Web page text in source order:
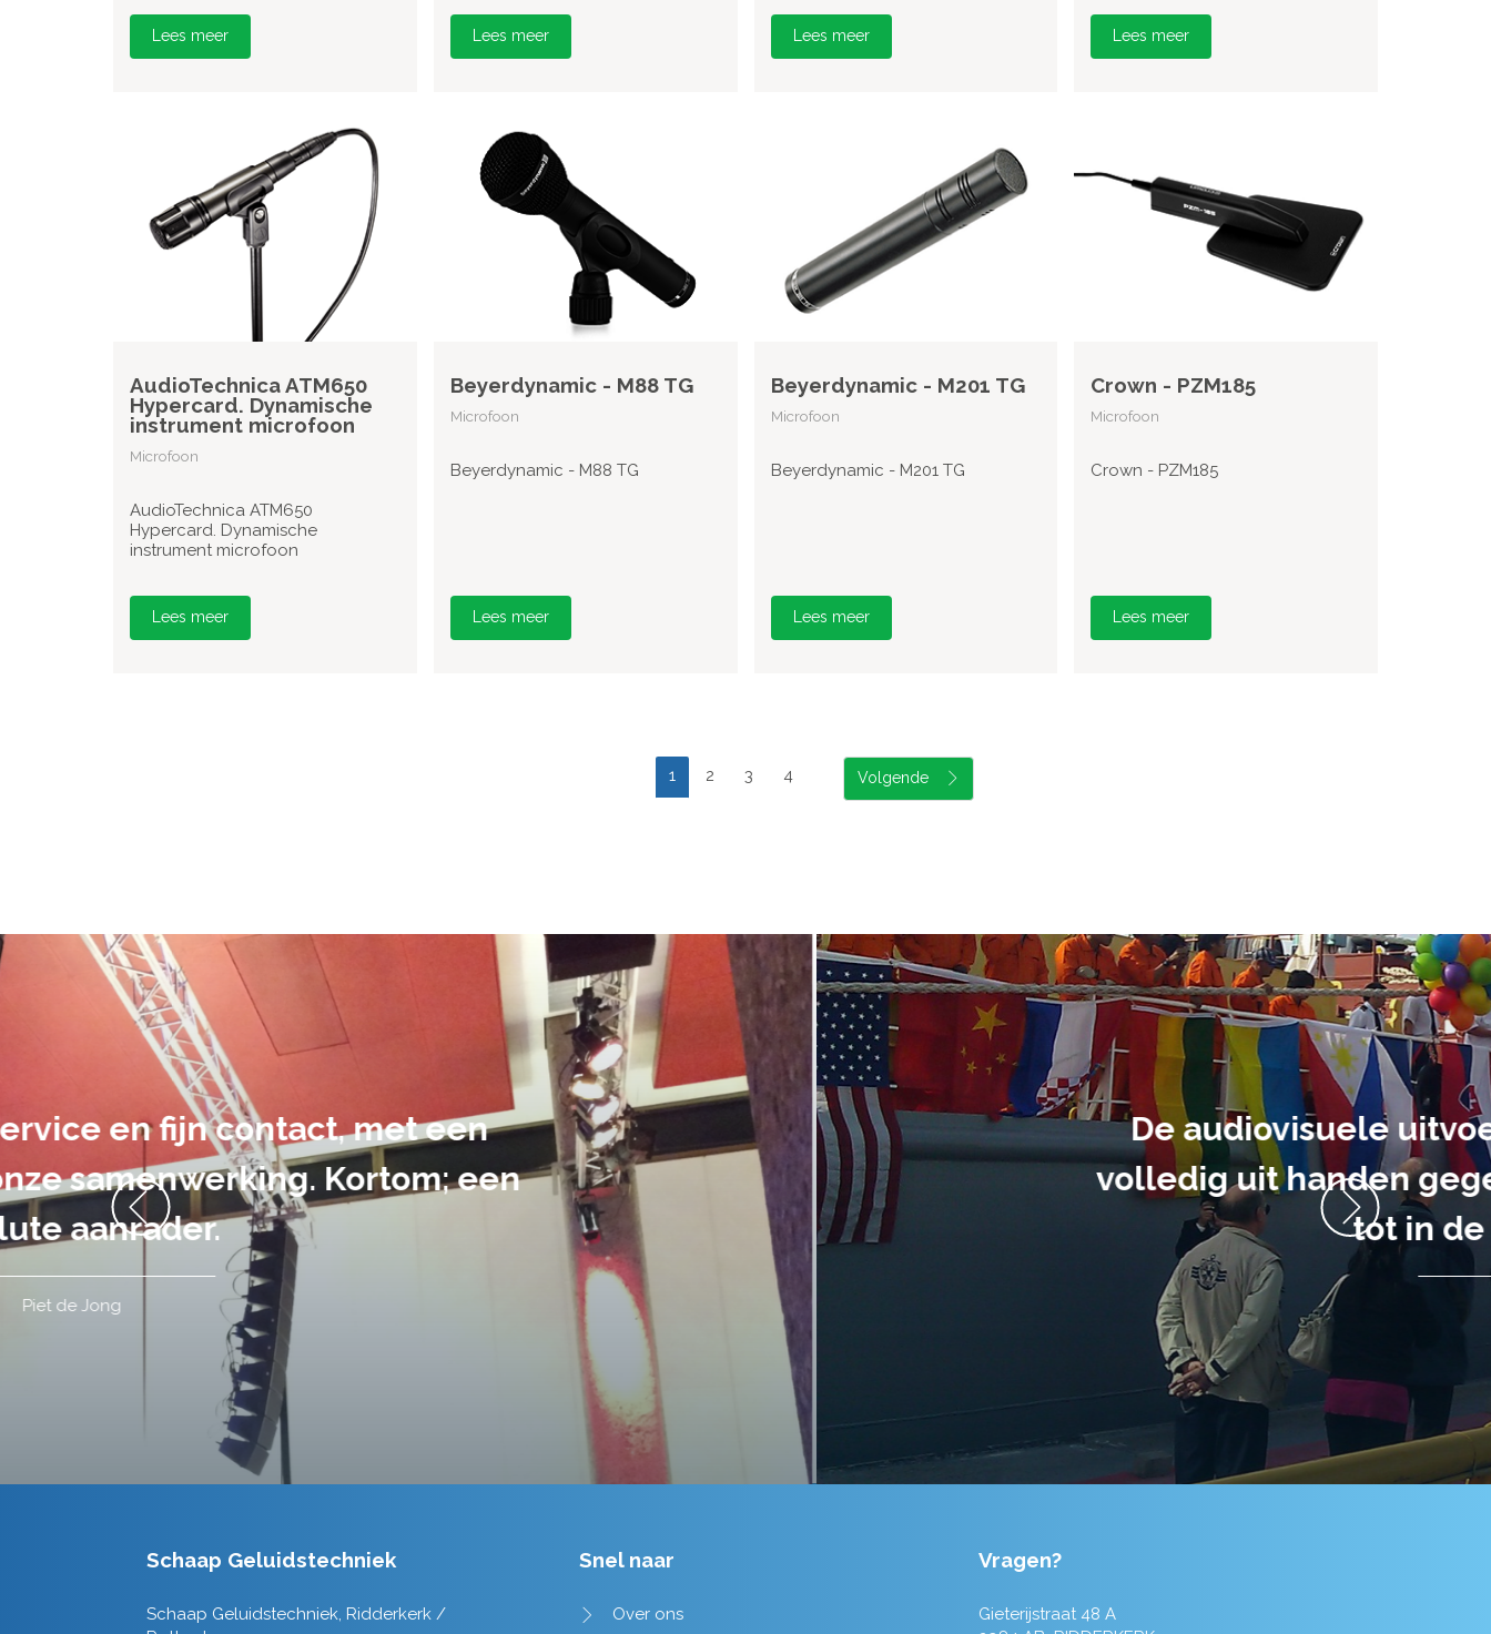
Lees meer Lees meer Lees meer Lees meer
AudioTechnica ATM650
Hypercard. Dynamische
instrument microfoon
Microfoon
AudioTechnica ATM650
Hypercard. Dynamische
instrument microfoon
Lees meer
Beyerdynamic - M88 TG
Microfoon
Beyerdynamic - M88 TG
Lees meer
Beyerdynamic - M201 TG
Microfoon
Beyerdynamic - M201 TG
Lees meer
Crown - PZM185
Microfoon
Crown - PZM185
Lees meer
1 2 3 4
De audiovisuele uitvoering van ons evenement heb ik
volledig uit handen gegeven en dat is een aanrader! Alles
tot in de puntjes verzorgd.
Tim de Lange
Schaap Geluidstechniek
Schaap Geluidstechniek, Ridderkerk /
Snel naar
Over ons
Vragen?
Gieterijstraat 48 A